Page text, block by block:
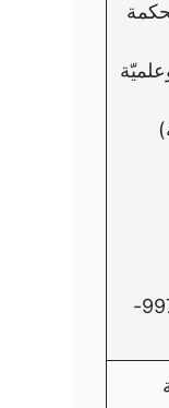
:3-259-49-9973-